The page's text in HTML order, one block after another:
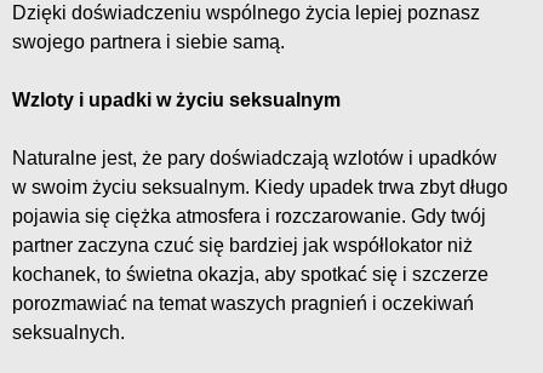
Dzięki doświadczeniu wspólnego życia lepiej poznasz
swojego partnera i siebie samą.
Wzloty i upadki w życiu seksualnym
Naturalne jest, że pary doświadczają wzlotów i upadków
w swoim życiu seksualnym. Kiedy upadek trwa zbyt długo
pojawia się ciężka atmosfera i rozczarowanie. Gdy twój
partner zaczyna czuć się bardziej jak współlokator niż
kochanek, to świetna okazja, aby spotkać się i szczerze
porozmawiać na temat waszych pragnień i oczekiwań
seksualnych.